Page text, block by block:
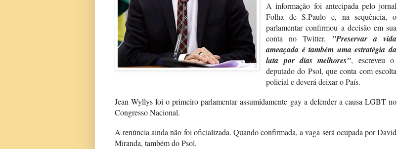
A informação foi antecipada pelo jornal
Folha de S.Paulo e, na sequência, o
parlamentar confirmou a decisão em sua
conta no Twitter. "Preservar a vida
ameaçada é também uma estratégia da
luta por dias melhores", escreveu o
deputado do Psol, que conta com escolta
policial e deverá deixar o País.
Jean Wyllys foi o primeiro parlamentar assumidamente gay a defender a causa LGBT no
Congresso Nacional.
A renúncia ainda não foi oficializada. Quando confirmada, a vaga será ocupada por David
Miranda, também do Psol.